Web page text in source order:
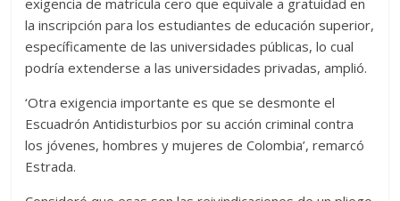
exigencia de matrícula cero que equivale a gratuidad en
la inscripción para los estudiantes de educación superior,
específicamente de las universidades públicas, lo cual
podría extenderse a las universidades privadas, amplió.
‘Otra exigencia importante es que se desmonte el
Escuadrón Antidisturbios por su acción criminal contra
los jóvenes, hombres y mujeres de Colombia’, remarcó
Estrada.